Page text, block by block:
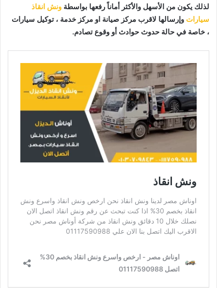
لذلك يكون من الأسهل والأكثر أماناً رفعها بواسطة ونش انقاذ
سيارات وإرسالها لاقرب مركز صيانة او مركز خدمة ، توكيل سيارات
، خاصة في حالة حدوث حوادث أو وقوع تصادم.